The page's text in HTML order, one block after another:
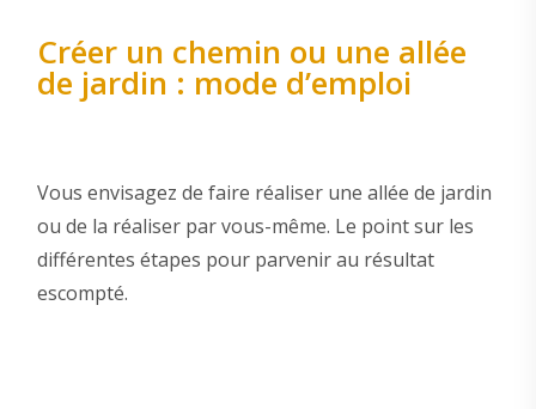
Créer un chemin ou une allée
de jardin : mode d’emploi
Vous envisagez de faire réaliser une allée de jardin
ou de la réaliser par vous-même. Le point sur les
différentes étapes pour parvenir au résultat
escompté.